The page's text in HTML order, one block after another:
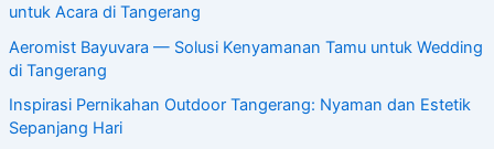
untuk Acara di Tangerang
Aeromist Bayuvara — Solusi Kenyamanan Tamu untuk Wedding
di Tangerang
Inspirasi Pernikahan Outdoor Tangerang: Nyaman dan Estetik
Sepanjang Hari